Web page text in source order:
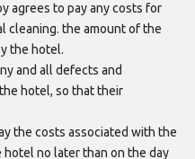
agrees to pay any costs for
cleaning. the amount of the
the hotel.
and all defects and
hotel, so that their
the costs associated with the
no later than on the day